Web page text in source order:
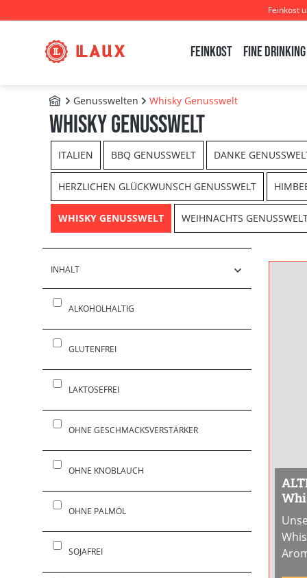
Feinkost
Feinkost Fine Drinking
B2B - ShopGenusswelten Whisky Genusswelt
Whisky Genusswelt
ITALIEN BBQ GENUSSWELT DANKE
HERZLICHEN GLÜCKWUNSCH GENUSSWELT
WHISKY GENUSSWELT WEIHNACHTS
INHALT
ALKOHOLHALTIG
GLUTENFREI
LAKTOSEFREI
OHNE GESCHMACKSVERSTÄRKER
OHNE KNOBLAUCH
OHNE PALMÖL
SOJAFREI
ml